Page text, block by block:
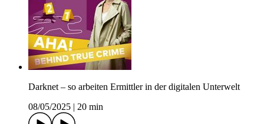
Darknet – so arbeiten Ermittler in der digitalen Unterwelt
08/05/2025
20 min